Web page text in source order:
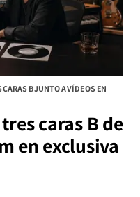
B JUNTO A VÍDEOS EN
caras B de
en exclusiva